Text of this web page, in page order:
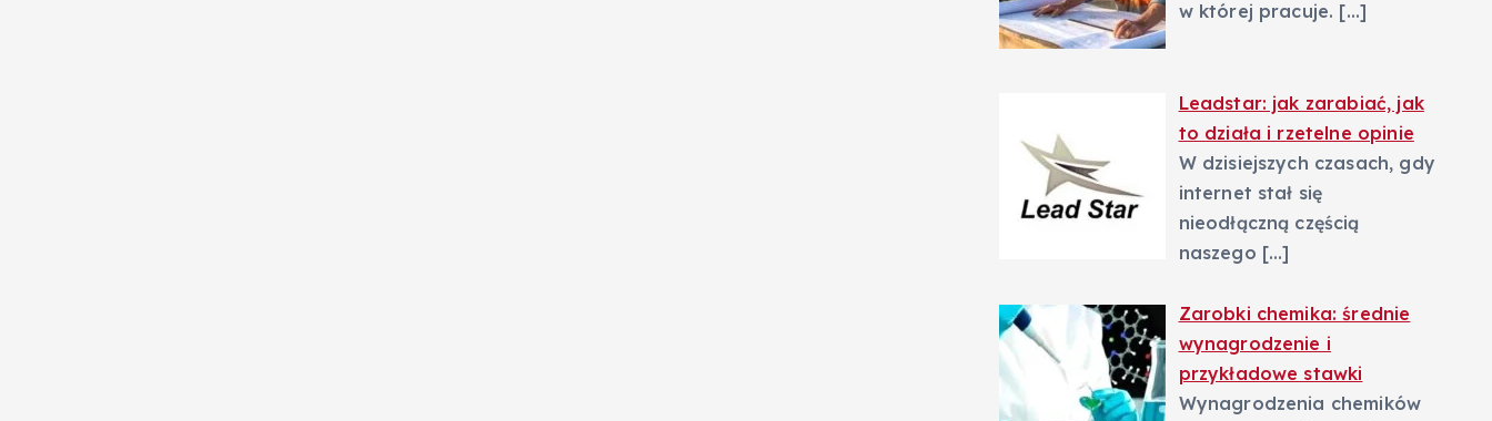
w której pracuje. […]
Leadstar: jak zarabiać, jak
to działa i rzetelne opinie
W dzisiejszych czasach, gdy
internet stał się
nieodłączną częścią
naszego […]
Zarobki chemika: średnie
wynagrodzenie i
przykładowe stawki
Wynagrodzenia chemików